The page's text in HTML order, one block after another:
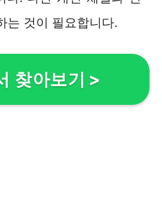
는 것이 필요합니다.
찾아보기 >